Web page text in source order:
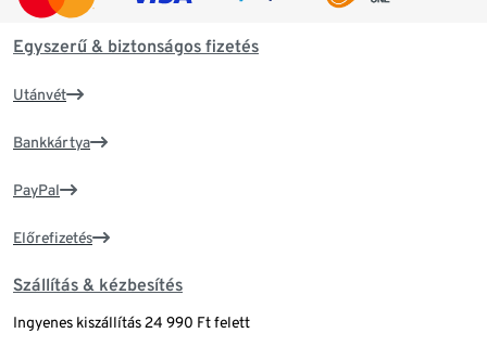
Egyszerű & biztonságos fizetés
Utánvét
Bankkártya
PayPal
Előrefizetés
Szállítás & kézbesítés
Ingyenes kiszállítás 24 990 Ft felett